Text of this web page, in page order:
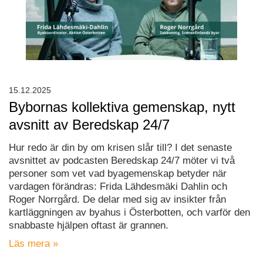
Bybornas kollektiva gemenskap, nytt
avsnitt av Beredskap 24/7
Hur redo är din by om krisen slår till? I det senaste
avsnittet av podcasten Beredskap 24/7 möter vi två
personer som vet vad byagemenskap betyder när
vardagen förändras: Frida Lähdesmäki Dahlin och
Roger Norrgård. De delar med sig av insikter från
kartläggningen av byahus i Österbotten, och varför den
snabbaste hjälpen oftast är grannen.
Läs mera »
15.12.2025